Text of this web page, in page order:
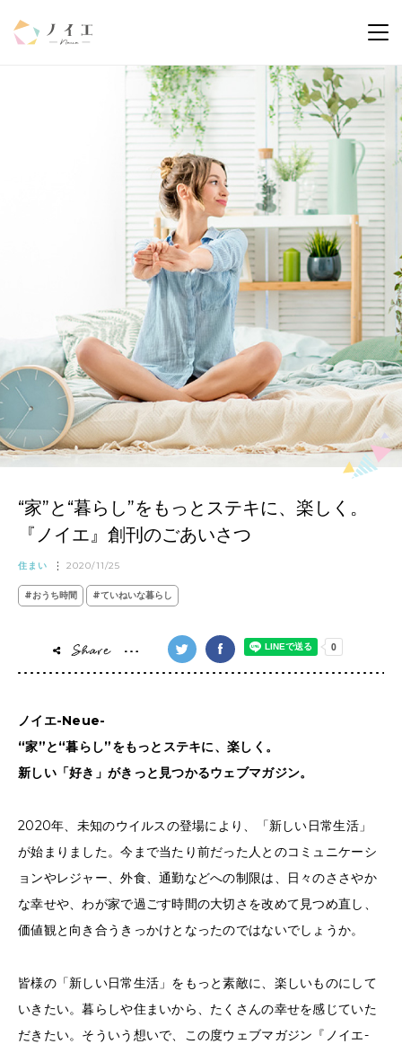
“家”と“暮らし”をもっとステキに、楽しく。
『ノイエ』創刊のごあいさつ
住まい 2020/11/25
#おうち時間 #ていねいな暮らし
ノイエ-Neue-
“家”と“暮らし”をもっとステキに、楽しく。
新しい「好き」がきっと見つかるウェブマガジン。
2020年、未知のウイルスの登場により、「新しい日常生活」
が始まりました。今まで当たり前だった人とのコミュニケーシ
ョンやレジャー、外食、通勤などへの制限は、日々のささやか
な幸せや、わが家で過ごす時間の大切さを改めて見つめ直し、
価値観と向き合うきっかけとなったのではないでしょうか。
皆様の「新しい日常生活」をもっと素敵に、楽しいものにして
いきたい。暮らしや住まいから、たくさんの幸せを感じていた
だきたい。そういう想いで、この度ウェブマガジン『ノイエ-